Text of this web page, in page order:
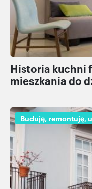
Historia kuchni
mieszkania do
Buduję, remontuję,